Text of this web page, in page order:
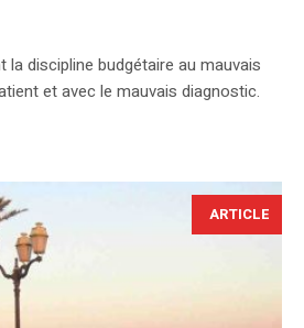
discipline budgétaire au mauvais
et avec le mauvais diagnostic.
ARTICLE